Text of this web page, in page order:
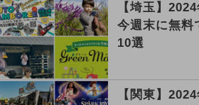
【埼玉】
今週末に無料
10選
【関東】